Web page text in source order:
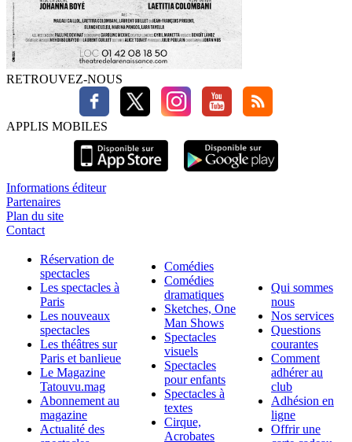
RETROUVEZ-NOUS
APPLIS MOBILES
Informations éditeur
Partenaires
Plan du site
Contact
Réservation de
spectacles
Les spectacles à
Paris
Les nouveaux
spectacles
Les théâtres sur
Paris et banlieue
Le Magazine
Tatouvu.mag
Abonnement au
magazine
Actualité des
Comédies
Comédies
dramatiques
Sketches, One
Man Shows
Spectacles
visuels
Spectacles
pour enfants
Spectacles à
textes
Cirque,
Acrobates
Qui sommes
nous
Nos services
Questions
courantes
Comment
adhérer au
club
Adhésion en
ligne
Offrir une